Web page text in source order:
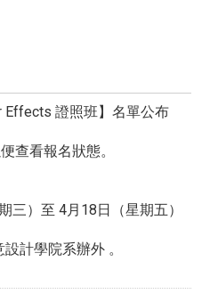
Effects 證照班】名單公布
查看報名狀態。
三）至 4月18日（星期五）
計學院系辦外 。